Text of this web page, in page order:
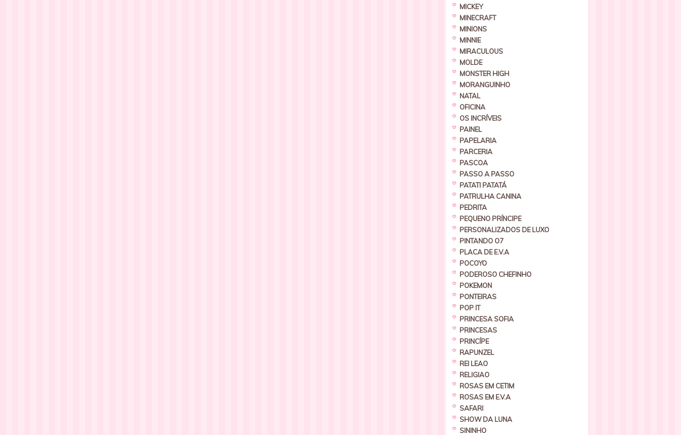
MICKEY
MINECRAFT
MINIONS
MINNIE
MIRACULOUS
MOLDE
MONSTER HIGH
MORANGUINHO
NATAL
OFICINA
OS INCRÍVEIS
PAINEL
PAPELARIA
PARCERIA
PASCOA
PASSO A PASSO
PATATI PATATÁ
PATRULHA CANINA
PEDRITA
PEQUENO PRÍNCIPE
PERSONALIZADOS DE LUXO
PINTANDO O7
PLACA DE E.V.A
POCOYO
PODEROSO CHEFINHO
POKEMON
PONTEIRAS
POP IT
PRINCESA SOFIA
PRINCESAS
PRINCÍPE
RAPUNZEL
REI LEAO
RELIGIAO
ROSAS EM CETIM
ROSAS EM E.V.A
SAFARI
SHOW DA LUNA
SININHO